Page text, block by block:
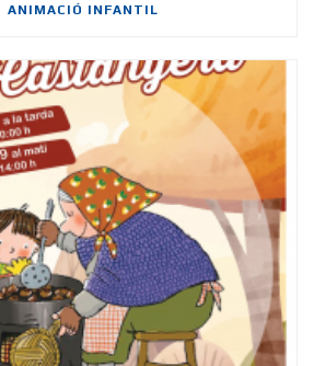
ANIMACIÓ INFANTIL